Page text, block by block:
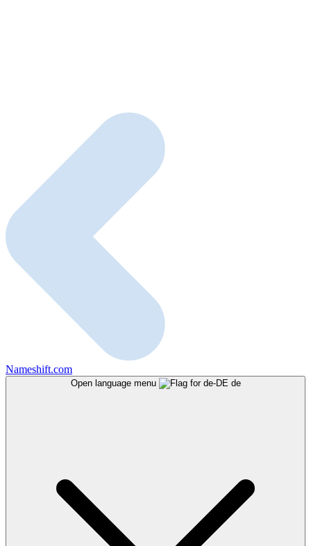
Nameshift.com
Open language menu de